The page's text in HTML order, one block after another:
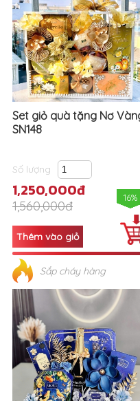
Set giỏ quà tặng Nơ
SN148
Số lượng
1,250,000đ
1,560,000đ
16%
Sắp cháy hàng